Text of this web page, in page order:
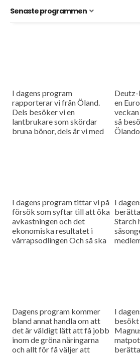
Senaste programmen
I dagens program
rapporterar vi från Öland.
Dels besöker vi en
lantbrukare som skördar
bruna bönor, dels är vi med
Deutz-
en
veckan
så
I dagens program tittar vi på
försök som syftar till att öka
avkastningen och det
ekonomiska resultatet i
vårrapsodlingen Och så ska
I
Starch
Dagens program kommer
bland annat handla om att
det är väldigt lätt att få jobb
inom de gröna näringarna
och allt för få väljer att
I
besökt